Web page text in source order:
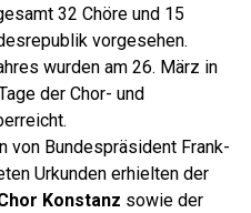
32 Chöre und 15
vorgesehen.
wurden am 26. März in
der Chor- und
von Bundespräsident Frank-
Urkunden erhielten der
Konstanz sowie der